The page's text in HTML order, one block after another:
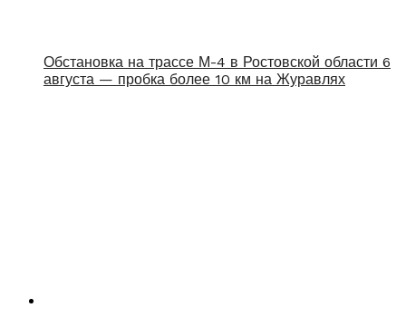
Обстановка на трассе М-4 в Ростовской области 6
августа — пробка более 10 км на Журавлях